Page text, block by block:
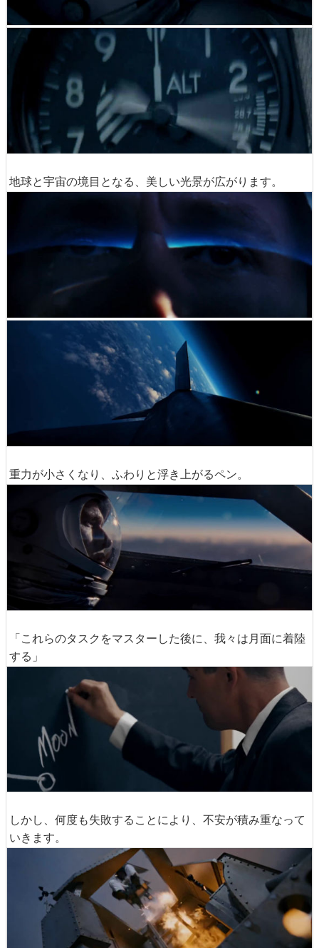
地球と宇宙の境目となる、美しい光景が広がります。
重力が小さくなり、ふわりと浮き上がるペン。
「これらのタスクをマスターした後に、我々は月面に着陸
する」
しかし、何度も失敗することにより、不安が積み重なって
いきます。